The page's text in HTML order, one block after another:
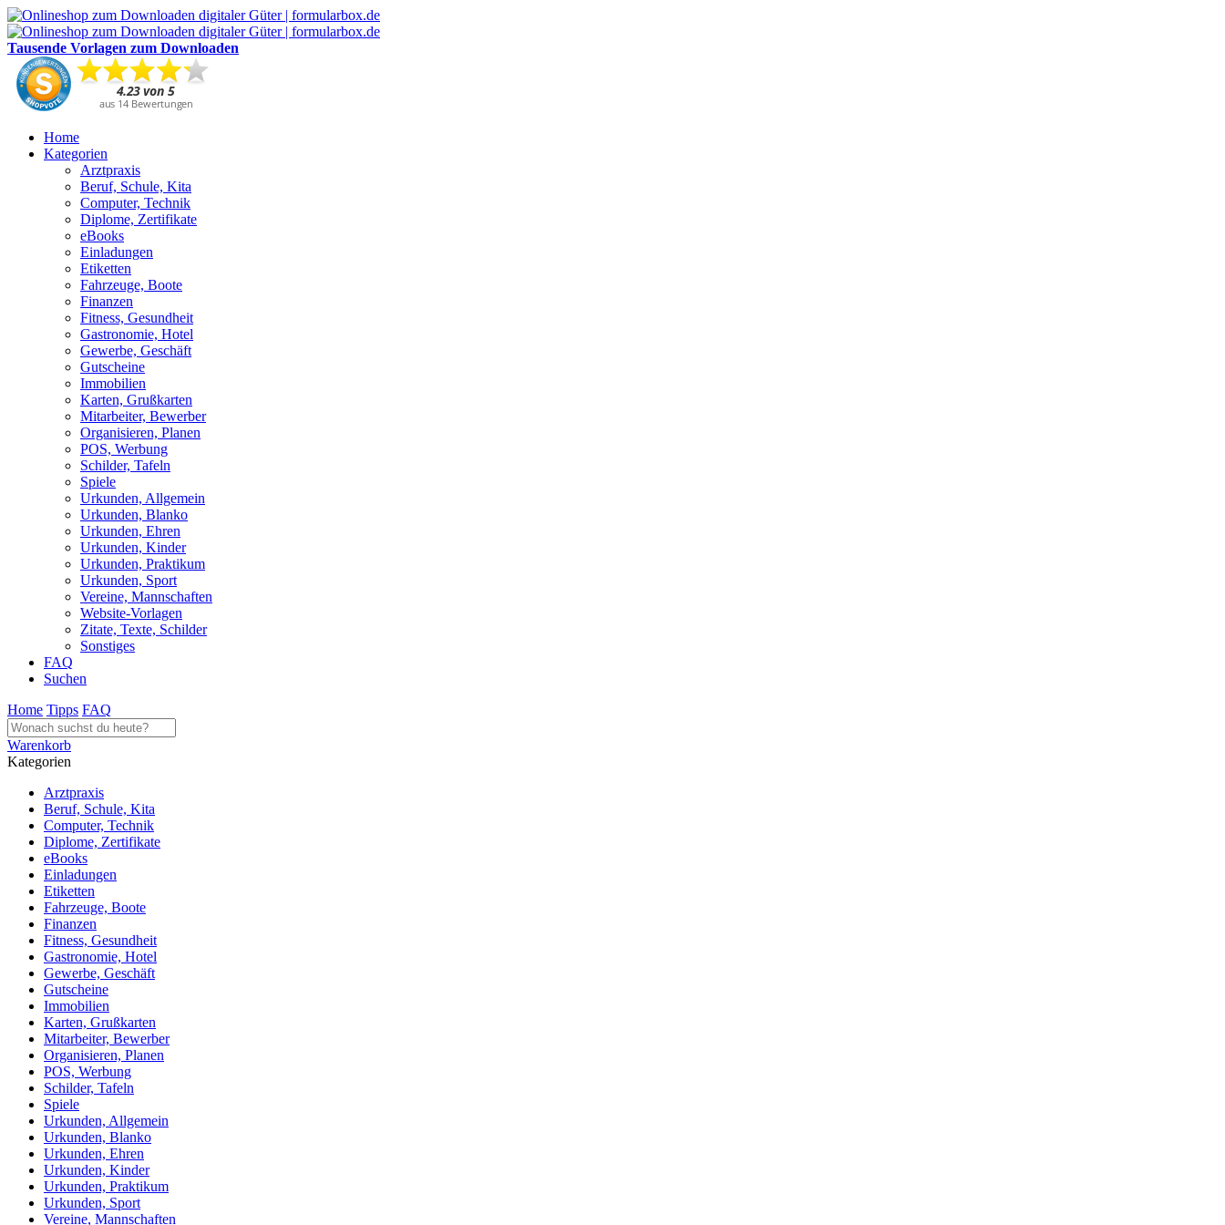
Tausende Vorlagen zum Downloaden
Home
Kategorien
Arztpraxis
Beruf, Schule, Kita
Computer, Technik
Diplome, Zertifikate
eBooks
Einladungen
Etiketten
Fahrzeuge, Boote
Finanzen
Fitness, Gesundheit
Gastronomie, Hotel
Gewerbe, Geschäft
Gutscheine
Immobilien
Karten, Grußkarten
Mitarbeiter, Bewerber
Organisieren, Planen
POS, Werbung
Schilder, Tafeln
Spiele
Urkunden, Allgemein
Urkunden, Blanko
Urkunden, Ehren
Urkunden, Kinder
Urkunden, Praktikum
Urkunden, Sport
Vereine, Mannschaften
Website-Vorlagen
Zitate, Texte, Schilder
Sonstiges
FAQ
Suchen
Home Tipps FAQ
Warenkorb
Kategorien
Arztpraxis
Beruf, Schule, Kita
Computer, Technik
Diplome, Zertifikate
eBooks
Einladungen
Etiketten
Fahrzeuge, Boote
Finanzen
Fitness, Gesundheit
Gastronomie, Hotel
Gewerbe, Geschäft
Gutscheine
Immobilien
Karten, Grußkarten
Mitarbeiter, Bewerber
Organisieren, Planen
POS, Werbung
Schilder, Tafeln
Spiele
Urkunden, Allgemein
Urkunden, Blanko
Urkunden, Ehren
Urkunden, Kinder
Urkunden, Praktikum
Urkunden, Sport
Vereine, Mannschaften